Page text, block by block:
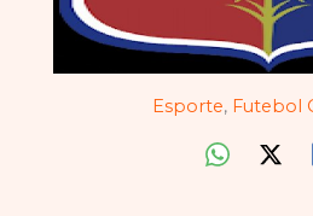
Esporte, Futebol